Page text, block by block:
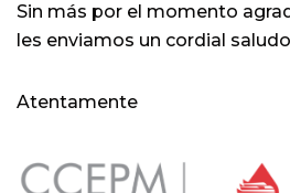
Sin más por el momento
les enviamos un cordial
Atentamente